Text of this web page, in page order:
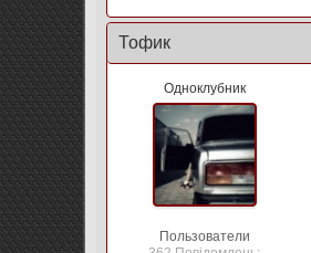
Тофик
Одноклубник
Пользователи